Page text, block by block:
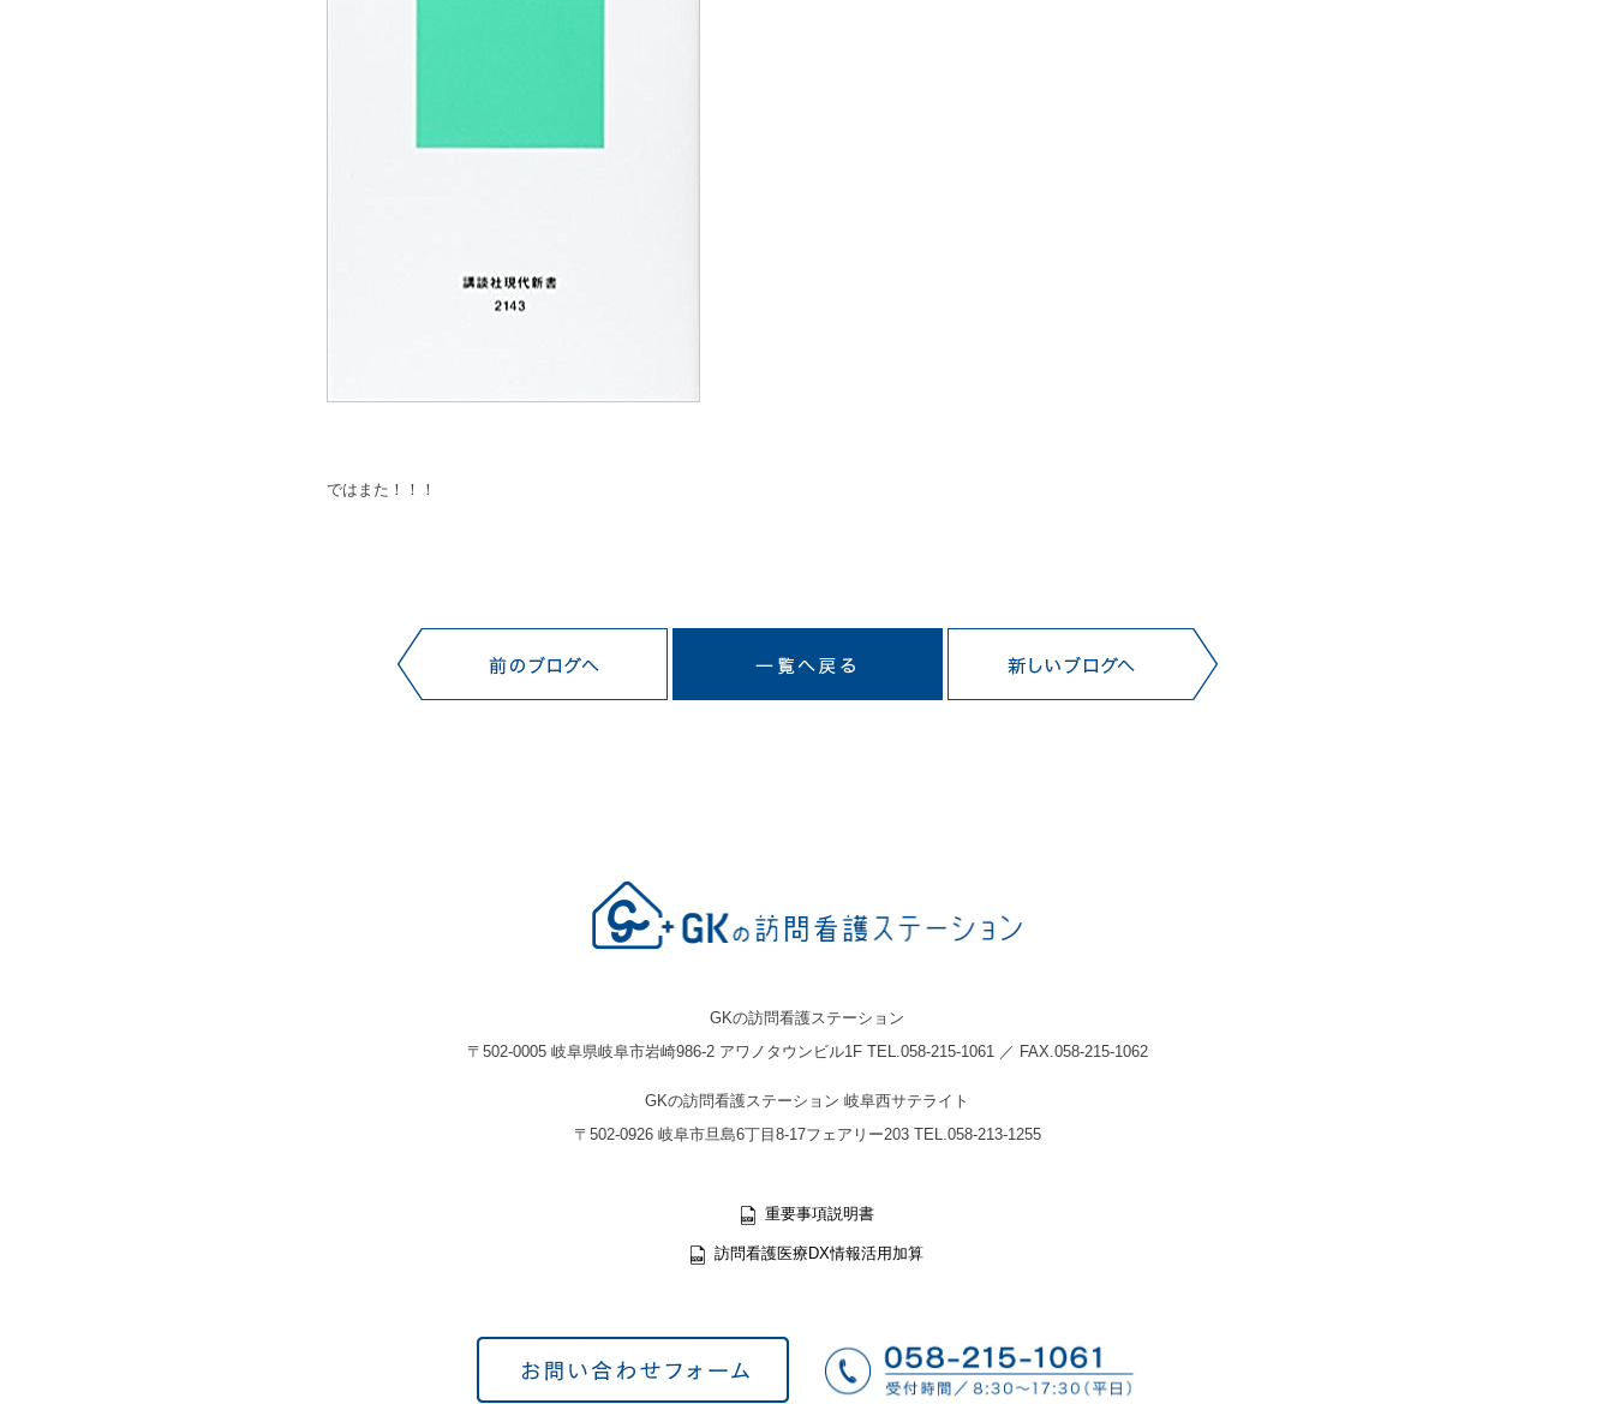
ではまた！！！
GKの訪問看護ステーション
〒502-0005 岐阜県岐阜市岩崎986-2 アワノタウンビル1F TEL.058-215-1061 ／ FAX.058-215-1062
GKの訪問看護ステーション 岐阜西サテライト
〒502-0926 岐阜市旦島6丁目8-17フェアリー203 TEL.058-213-1255
重要事項説明書
訪問看護医療DX情報活用加算